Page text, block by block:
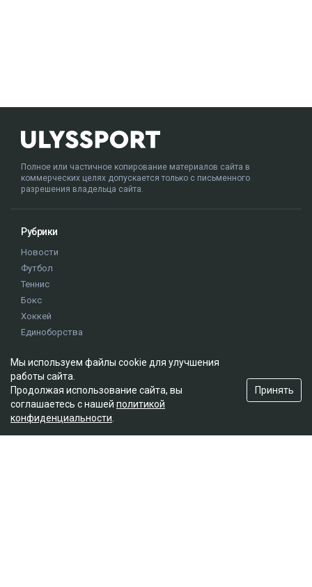
Полное или частичное копирование материалов сайта в
коммерческих целях допускается только с письменного
разрешения владельца сайта.
Рубрики
Новости
Футбол
Теннис
Бокс
Хоккей
Единоборства
Олимпиада
Редакция
О проекте
Мы используем файлы cookie для улучшения
работы сайта.
Продолжая использование сайта, вы
соглашаетесь с нашей политикой
конфиденциальности
Принять